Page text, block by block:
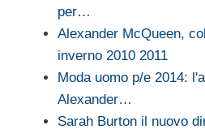
per…
Alexander McQueen,
inverno 2010 2011
Moda uomo p/e 2014:
Alexander…
Sarah Burton il nuovo